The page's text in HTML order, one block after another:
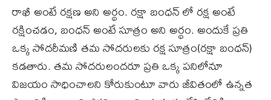
రాఖీ అంటే రక్షణ అని అర్థం. రక్షా బంధన్ లో రక్ష అంటే
రక్షించడం, బంధన్ అంటే సూత్రం అని అర్థం. అందుకే ప్రతి
ఒక్క సోదరీమణి తమ సోదరులకు రక్ష సూత్రం(రక్షా బంధన్)
కడతారు. తమ సోదరులందరూ ప్రతి ఒక్క పనిలోనూ
విజయం సాధించాలని కోరుకుంటూ వారు జీవితంలో ఉన్నత